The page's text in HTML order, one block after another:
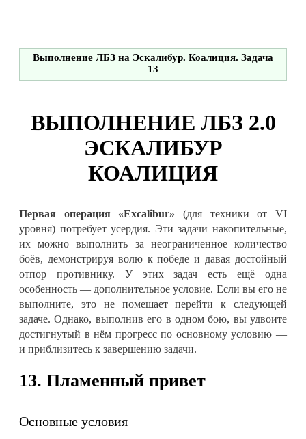
Выполнение ЛБЗ на Эскалибур. Коалиция. Задача
13
ВЫПОЛНЕНИЕ ЛБЗ 2.0
ЭСКАЛИБУР
КОАЛИЦИЯ
Первая операция «Excalibur» (для техники от VI
уровня) потребует усердия. Эти задачи накопительные,
их можно выполнить за неограниченное количество
боёв, демонстрируя волю к победе и давая достойный
отпор противнику. У этих задач есть ещё одна
особенность — дополнительное условие. Если вы его не
выполните, это не помешает перейти к следующей
задаче. Однако, выполнив его в одном бою, вы удвоите
достигнутый в нём прогресс по основному условию —
и приблизитесь к завершению задачи.
13. Пламенный привет
Основные условия